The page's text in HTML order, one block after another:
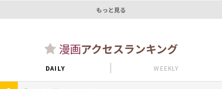
もっと見る
漫画アクセスランキング
DAILY WEEKLY